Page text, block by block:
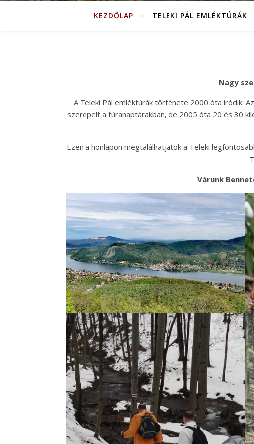
KEZDŐLAP TELEKI PÁL EMLÉKTÚRÁK
Nagy
A Teleki Pál emléktúrák története 2000 óta íródik.
szerepelt a túranaptárakban, de 2005 óta 20 és 30
Ezen a honlapon megtalálhatjátok a Teleki
Várunk